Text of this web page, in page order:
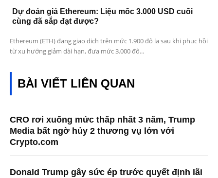
Dự đoán giá Ethereum: Liệu mốc 3.000 USD cuối
cùng đã sắp đạt được?
Ethereum (ETH) đang giao dịch trên mức 1.900 đô la sau khi phục hồi
từ xu hướng giảm dài hạn, đưa mức 3.000 đô...
BÀI VIẾT LIÊN QUAN
CRO rơi xuống mức thấp nhất 3 năm, Trump
Media bất ngờ hủy 2 thương vụ lớn với
Crypto.com
Donald Trump gây sức ép trước quyết định lãi